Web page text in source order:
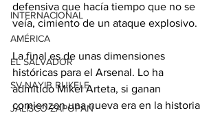
INTERNACIONAL
AMÉRICA
EL SALVADOR
SV-NAYIB BUKELE
JALISCO-ZAPOPAN
defensiva que hacía tiempo que no se
veía, cimiento de un ataque explosivo.
La final es de unas dimensiones
históricas para el Arsenal. Lo ha
admitido Mikel Arteta, si ganan
comienzan una nueva era en la historia